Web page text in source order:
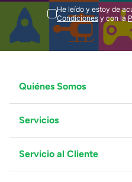
He leído y estoy de
Condiciones y con la
Quiénes Somos
Grupo Juguetron
Localiza tu tienda
Blog
Servicios
Facturación
Proveedores
Servicio al Cliente